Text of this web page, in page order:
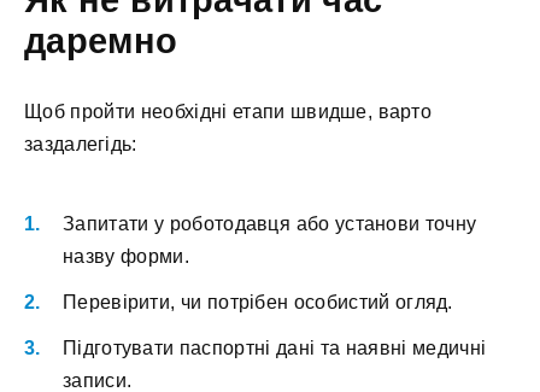
даремно
Щоб пройти необхідні етапи швидше, варто
заздалегідь:
Запитати у роботодавця або установи точну
назву форми.
Перевірити, чи потрібен особистий огляд.
Підготувати паспортні дані та наявні медичні
записи.